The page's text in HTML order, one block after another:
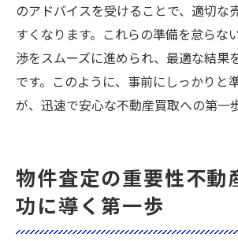
のアドバイスを受けることで、適切な
すくなります。これらの準備を怠らな
渉をスムーズに進められ、最適な結果
です。このように、事前にしっかりと
が、迅速で安心な不動産買取への第一
物件査定の重要性不動
功に導く第一歩